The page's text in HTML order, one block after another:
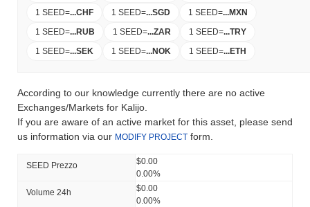
1 SEED=...CHF 1 SEED=...SGD 1 SEED=...MXN
1 SEED=...RUB 1 SEED=...ZAR 1 SEED=...TRY
1 SEED=...SEK 1 SEED=...NOK 1 SEED=...ETH
According to our knowledge currently there are no active
Exchanges/Markets for Kalijo.
If you are aware of an active market for this asset, please send
us information via our MODIFY PROJECT form.
SEED Prezzo
$0.00
0.00%
Volume 24h
$0.00
0.00%